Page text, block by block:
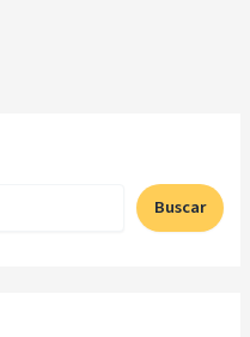
Buscar